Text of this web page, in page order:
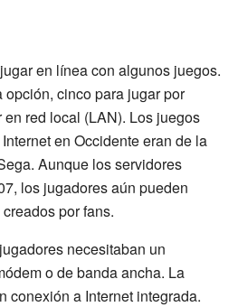
en línea con algunos juegos.
cinco para jugar por
en red local (LAN). Los juegos
en Occidente eran de la
Aunque los servidores
los jugadores aún pueden
por fans.
necesitaban un
o de banda ancha. La
conexión a Internet integrada.